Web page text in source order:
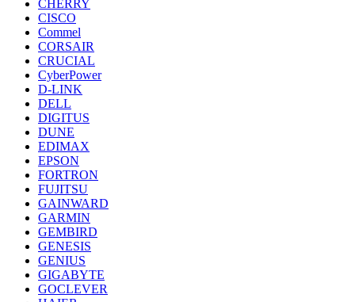
CHERRY
CISCO
Commel
CORSAIR
CRUCIAL
CyberPower
D-LINK
DELL
DIGITUS
DUNE
EDIMAX
EPSON
FORTRON
FUJITSU
GAINWARD
GARMIN
GEMBIRD
GENESIS
GENIUS
GIGABYTE
GOCLEVER